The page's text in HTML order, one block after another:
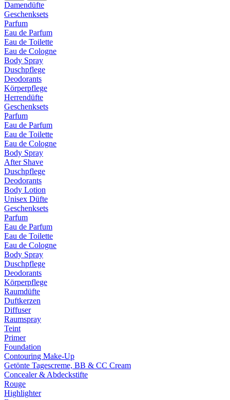
Damendüfte
Geschenksets
Parfum
Eau de Parfum
Eau de Toilette
Eau de Cologne
Body Spray
Duschpflege
Deodorants
Körperpflege
Herrendüfte
Geschenksets
Parfum
Eau de Parfum
Eau de Toilette
Eau de Cologne
Body Spray
After Shave
Duschpflege
Deodorants
Body Lotion
Unisex Düfte
Geschenksets
Parfum
Eau de Parfum
Eau de Toilette
Eau de Cologne
Body Spray
Duschpflege
Deodorants
Körperpflege
Raumdüfte
Duftkerzen
Diffuser
Raumspray
Teint
Primer
Foundation
Contouring Make-Up
Getönte Tagescreme, BB & CC Cream
Concealer & Abdeckstifte
Rouge
Highlighter